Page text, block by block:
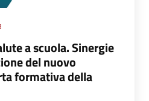
a scuola. Sinergie
del nuovo
formativa della